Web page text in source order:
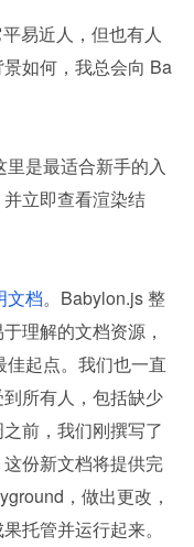
易近人，但也有人
如何，我总会向 Ba
里是最适合新手的入
立即查看渲染结
文档。Babylon.js 整
理解的文档资源，
起点。我们也一直
所有人，包括缺少
前，我们刚撰写了
这份新文档将提供完
，做出更改，
托管并运行起来。